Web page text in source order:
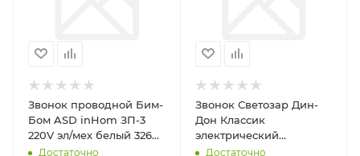
Звонок проводной Бим-
Бом ASD inHom ЗП-3
220V эл/мех белый 3268
656359
Достаточно
Звонок Светозар Дин-
Дон Классик
электрический
двухтональный 6В
Достаточно